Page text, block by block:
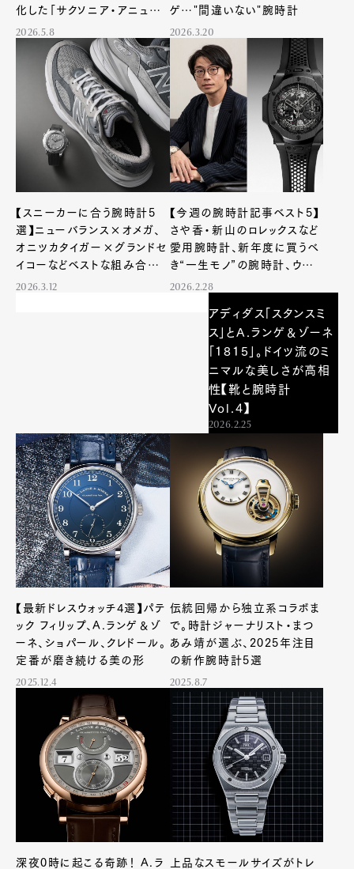
化した「サクソニア・アニュア
ルカレンダー」にも注目
2026.5.8
ゲ…"間違いない"腕時計
2026.3.20
【スニーカーに合う腕時計5
選】ニューバランス×オメガ、
オニツカタイガー×グランドセ
イコーなどベストな組み合わ
せを探求！
2026.3.12
【今週の腕時計記事ベスト5】
さや香・新山のロレックスなど
愛用腕時計、新年度に買うべ
き“一生モノ”の腕時計、ウブ
ロ×サミュエル・ロスなど注目
2026.2.28
アディダス「スタンスミ
ス」とA.ランゲ＆ゾーネ
「1815」。ドイツ流のミ
ニマルな美しさが高相
性【靴と腕時計
Vol.4】
2026.2.25
【最新ドレスウォッチ4選】パテ
ック フィリップ、A.ランゲ＆ゾ
ーネ、ショパール、クレドール。
定番が磨き続ける美の形
2025.12.4
伝統回帰から独立系コラボま
で。時計ジャーナリスト・まつ
あみ靖が選ぶ、2025年注目
の新作腕時計5選
2025.8.7
深夜0時に起こる奇跡！ A.ラ
上品なスモールサイズがトレ